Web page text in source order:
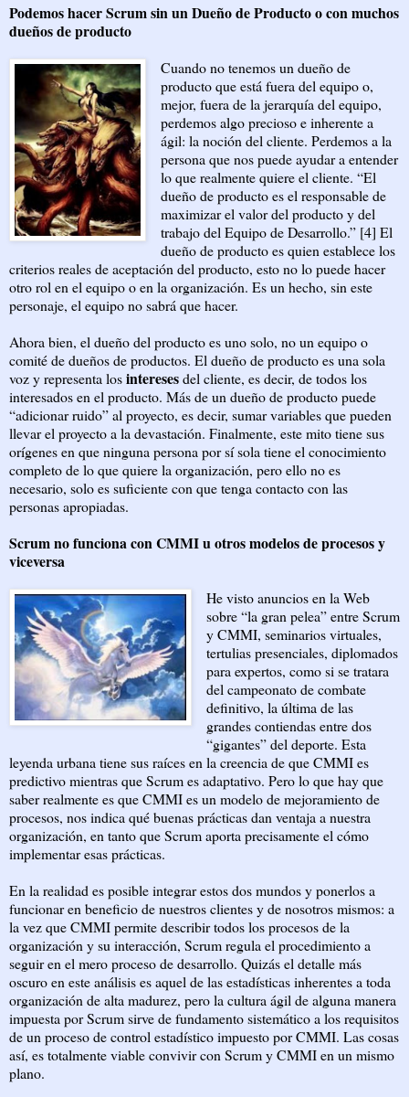
Podemos hacer Scrum sin un Dueño de Producto o con muchos
dueños de producto
Cuando no tenemos un dueño de
producto que está fuera del equipo o,
mejor, fuera de la jerarquía del equipo,
perdemos algo precioso e inherente a
ágil: la noción del cliente. Perdemos a la
persona que nos puede ayudar a entender
lo que realmente quiere el cliente. “El
dueño de producto es el responsable de
maximizar el valor del producto y del
trabajo del Equipo de Desarrollo.” [4] El
dueño de producto es quien establece los
criterios reales de aceptación del producto, esto no lo puede hacer
otro rol en el equipo o en la organización. Es un hecho, sin este
personaje, el equipo no sabrá que hacer.
Ahora bien, el dueño del producto es uno solo, no un equipo o
comité de dueños de productos. El dueño de producto es una sola
voz y representa losinteresesdel cliente, es decir, de todos los
interesados en el producto. Más de un dueño de producto puede
“adicionar ruido” al proyecto, es decir, sumar variables que pueden
llevar el proyecto a la devastación. Finalmente, este mito tiene sus
orígenes en que ninguna persona por sí sola tiene el conocimiento
completo de lo que quiere la organización, pero ello no es
necesario, solo es suficiente con que tenga contacto con las
personas apropiadas.
Scrum no funciona con CMMI u otros modelos de procesos y
viceversa
He visto anuncios en la Web
sobre “la gran pelea” entre Scrum
y CMMI, seminarios virtuales,
tertulias presenciales, diplomados
para expertos, como si se tratara
del campeonato de combate
definitivo, la última de las
grandes contiendas entre dos
“gigantes” del deporte. Esta
leyenda urbana tiene sus raíces en la creencia de que CMMI es
predictivo mientras que Scrum es adaptativo. Pero lo que hay que
saber realmente es que CMMI es un modelo de mejoramiento de
procesos, nos indica qué buenas prácticas dan ventaja a nuestra
organización, en tanto que Scrum aporta precisamente el cómo
implementar esas prácticas.
En la realidad es posible integrar estos dos mundos y ponerlos a
funcionar en beneficio de nuestros clientes y de nosotros mismos: a
la vez que CMMI permite describir todos los procesos de la
organización y su interacción, Scrum regula el procedimiento a
seguir en el mero proceso de desarrollo. Quizás el detalle más
oscuro en este análisis es aquel de las estadísticas inherentes a toda
organización de alta madurez, pero la cultura ágil de alguna manera
impuesta por Scrum sirve de fundamento sistemático a los requisitos
de un proceso de control estadístico impuesto por CMMI. Las cosas
así, es totalmente viable convivir con Scrum y CMMI en un mismo
plano.